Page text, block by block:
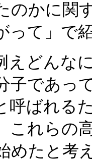
のかに関
って」で
えどんな
子であっ
呼ばれる
これらの
めたと考